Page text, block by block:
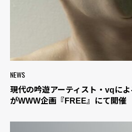
NEWS
現代の吟遊アーティスト・vqに
がWWW企画『FREE』にて開催